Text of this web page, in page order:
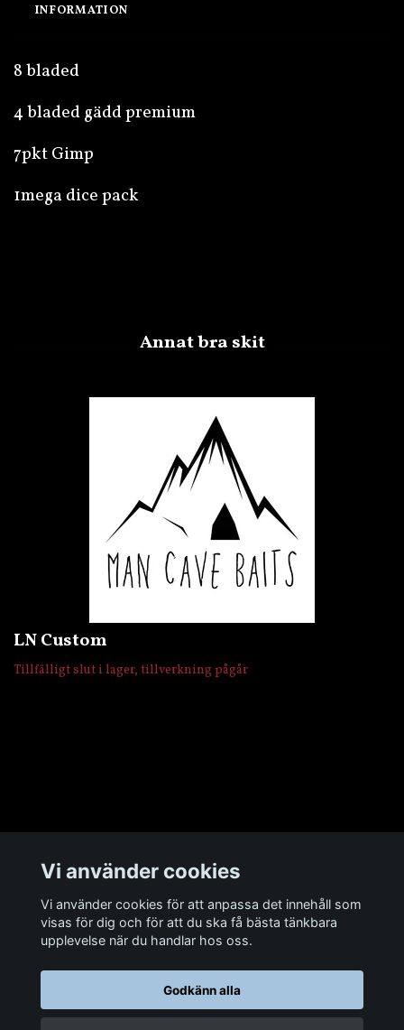
INFORMATION
8 bladed
4 bladed gädd premium
7pkt Gimp
1mega dice pack
LN Custom
Tillfälligt slut i lager, tillverkning pågår
Sociala medier
Vi använder cookies
Vi använder cookies för att anpassa det innehåll som
visas för dig och för att du ska få bästa tänkbara
upplevelse när du handlar hos oss.
Godkänn alla